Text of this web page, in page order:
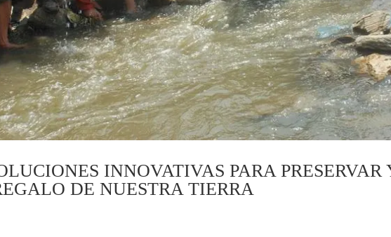
INNOVATIVAS PARA PRESERVAR
DE NUESTRA TIERRA